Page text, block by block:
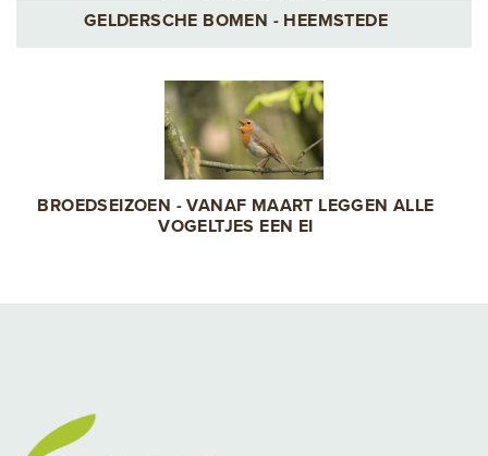
GELDERSCHE BOMEN - HEEMSTEDE
BROEDSEIZOEN - VANAF MAART LEGGEN ALLE
VOGELTJES EEN EI